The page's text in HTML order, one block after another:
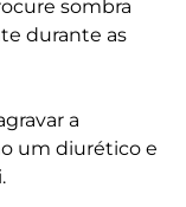
sombra
durante as
a
um diurético e